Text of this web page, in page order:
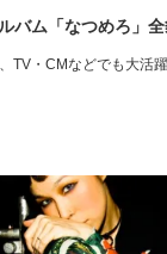
バム「なつめろ」
TV・CMなどでも大活